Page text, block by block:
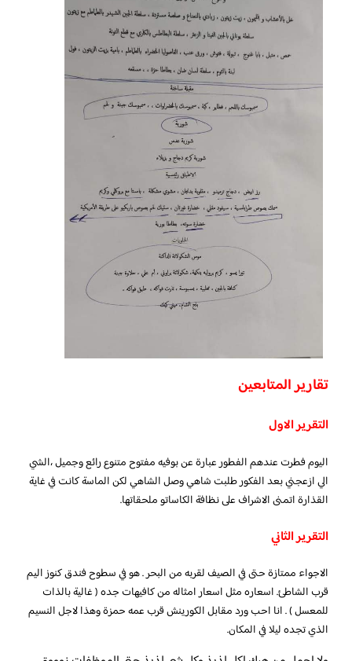
تقارير المتابعين
التقرير الاول
اليوم فطرت عندهم الفطور عبارة عن بوفيه مفتوح متنوع رائع وجميل ،الشي
الي ازعجني بعد الفكور طلبت شاهي وصل الشاهي لكن الماسة كانت في غاية
القذارة اتمنى الاشراف على نظافة الكاساتو ملحقاتها.
التقرير الثاني
الاجواء ممتازة حتى في الصيف لقربه من البحر . هو في سطوح فندق كنوز اليم
قرب الشاطئ. اسعاره مثل اسعار امثاله من كافيهات جده ( غالية بالذات
للمعسل ) . انا احب ورد مقابل الكورينش قرب عمه حمزة وهذا لاجل النسيم
الذي تجده ليلا في المكان.